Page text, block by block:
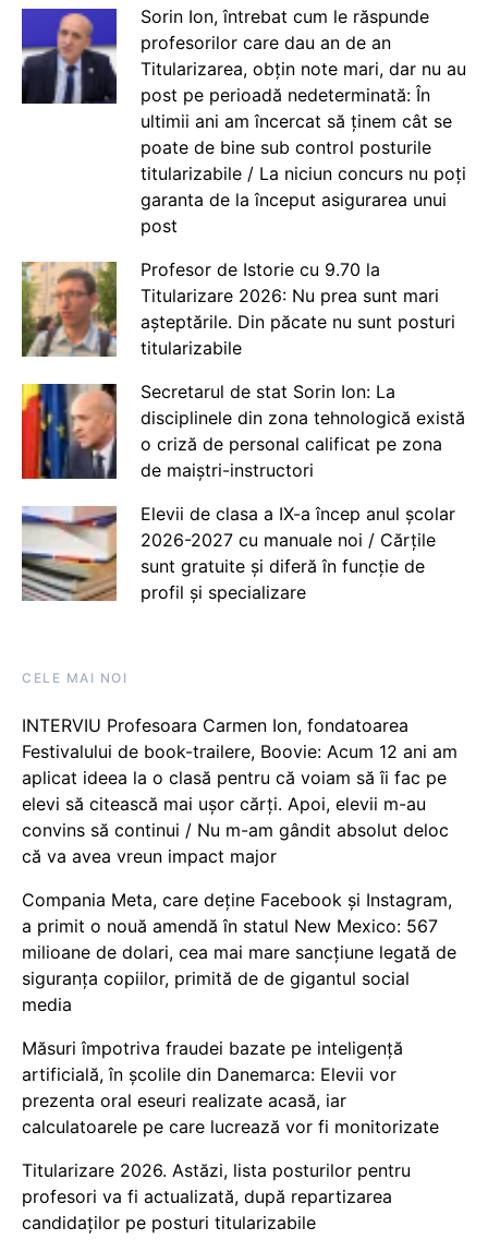
Sorin Ion, întrebat cum le răspunde
profesorilor care dau an de an
Titularizarea, obțin note mari, dar nu au
post pe perioadă nedeterminată: În
ultimii ani am încercat să ținem cât se
poate de bine sub control posturile
titularizabile / La niciun concurs nu poți
garanta de la început asigurarea unui
post
Profesor de Istorie cu 9.70 la
Titularizare 2026: Nu prea sunt mari
așteptările. Din păcate nu sunt posturi
titularizabile
Secretarul de stat Sorin Ion: La
disciplinele din zona tehnologică există
o criză de personal calificat pe zona
de maiștri-instructori
Elevii de clasa a IX-a încep anul școlar
2026-2027 cu manuale noi / Cărțile
sunt gratuite și diferă în funcție de
profil și specializare
CELE MAI NOI
INTERVIU Profesoara Carmen Ion, fondatoarea
Festivalului de book-trailere, Boovie: Acum 12 ani am
aplicat ideea la o clasă pentru că voiam să îi fac pe
elevi să citească mai ușor cărți. Apoi, elevii m-au
convins să continui / Nu m-am gândit absolut deloc
că va avea vreun impact major
Compania Meta, care deține Facebook și Instagram,
a primit o nouă amendă în statul New Mexico: 567
milioane de dolari, cea mai mare sancțiune legată de
siguranța copiilor, primită de de gigantul social
media
Măsuri împotriva fraudei bazate pe inteligență
artificială, în școlile din Danemarca: Elevii vor
prezenta oral eseuri realizate acasă, iar
calculatoarele pe care lucrează vor fi monitorizate
Titularizare 2026. Astăzi, lista posturilor pentru
profesori va fi actualizată, după repartizarea
candidaților pe posturi titularizabile